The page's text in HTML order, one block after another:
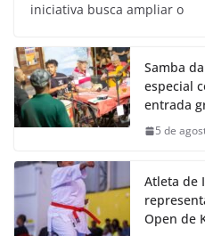
iniciativa busca ampliar o
Samba
especial
entrada
5 de
Atleta de
Open de